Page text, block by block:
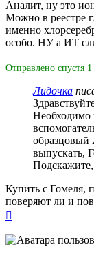
Аналит, ну это
Можно в реестре
именно
особо. НУ а ИТ
Отправлено спустя
Лидочка
Необходимо
образцовый
выпускать,
Подскажите,
Купить с Гомеля,
поверяют ли и
началу